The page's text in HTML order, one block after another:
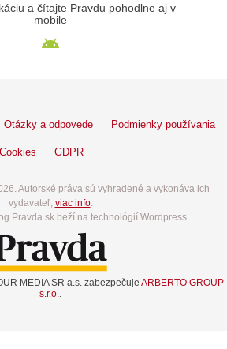
a čítajte Pravdu pohodlne aj v
mobile
Otázky a odpovede Podmienky používania
Cookies GDPR
Autorské práva sú vyhradené a vykonáva ich
vydavateľ, viac info.
beží na technológií Wordpress.
MEDIA SR a.s. zabezpečuje ARBERTO GROUP
s.r.o..